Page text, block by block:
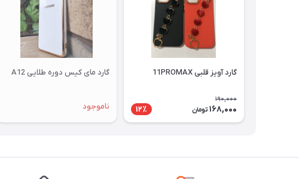
گارد آویز قلبی 11PROMAX
190,000
168,000 تومان 12٪
گارد مای کیس دوره طلایی A12
ناموجود